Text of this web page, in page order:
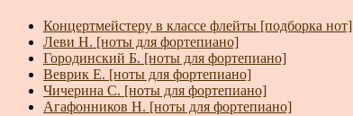
Концертмейстеру в классе флейты [подборка нот]
Леви Н. [ноты для фортепиано]
Городинский Б. [ноты для фортепиано]
Веврик Е. [ноты для фортепиано]
Чичерина С. [ноты для фортепиано]
Агафонников Н. [ноты для фортепиано]